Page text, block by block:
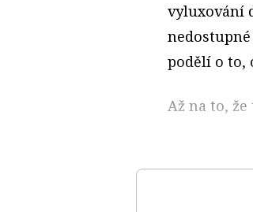
vyluxování
podělí o to,
Až na to,